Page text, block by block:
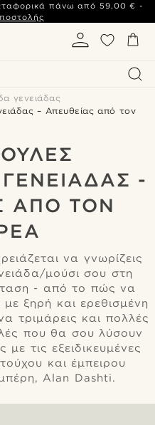
πάνω από 59,00 € -
γενειάδας
– Απευθείας από τον
-
ΑΠΌ ΤΟΝ
να γνωρίζεις
μούσι σου στη
- από το πώς να
ξηρή και ερεθισμένη
τριμάρεις και πολλές
που θα σου λύσουν
τις εξειδικευμένες
και έμπειρου
Αlan Dashti.